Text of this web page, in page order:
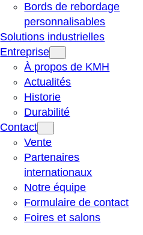
Bords de rebordage
personnalisables
Solutions industrielles
Entreprise
À propos de KMH
Actualités
Historie
Durabilité
Contact
Vente
Partenaires
internationaux
Notre équipe
Formulaire de contact
Foires et salons